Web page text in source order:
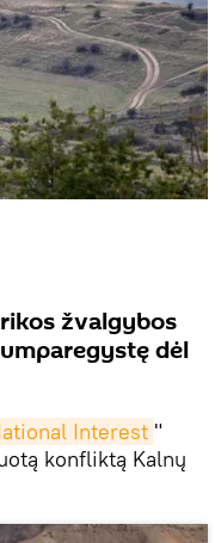
žvalgybos
dėl
Interest "
konfliktą Kalnų